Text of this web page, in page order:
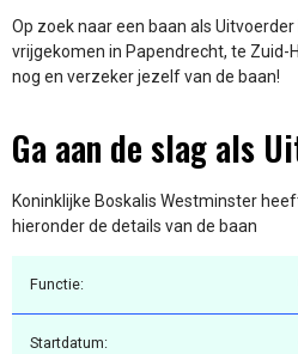
Op zoek naar een baan als
vrijgekomen in Papendrecht, te Zuid-
nog en verzeker jezelf van de baan!
Ga aan de slag als
Koninklijke Boskalis Westminster
hieronder de details van de baan
Functie:
Startdatum: